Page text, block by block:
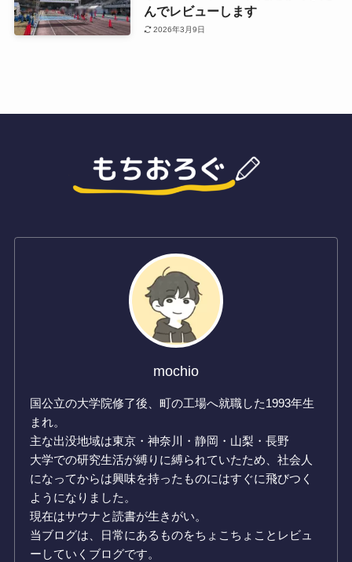
んでレビューします
2026年3月9日
mochio
国公立の大学院修了後、町の工場へ就職した1993年生
まれ。
主な出没地域は東京・神奈川・静岡・山梨・長野
大学での研究生活が縛りに縛られていたため、社会人
になってからは興味を持ったものにはすぐに飛びつく
ようになりました。
現在はサウナと読書が生きがい。
当ブログは、日常にあるものをちょこちょことレビュ
ーしていくブログです。